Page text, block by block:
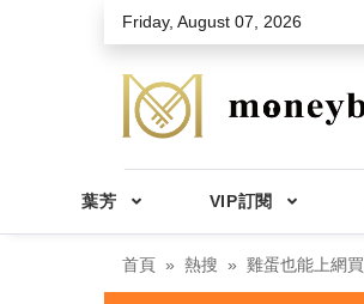
Skip to main contentFriday, August 07, 2026
葉芳 VIP訂閱
首頁 熱搜 雞蛋也能上網買